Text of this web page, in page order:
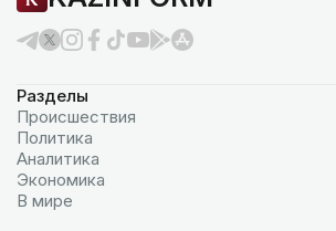
Разделы
Происшествия
Политика
Аналитика
Экономика
В мире